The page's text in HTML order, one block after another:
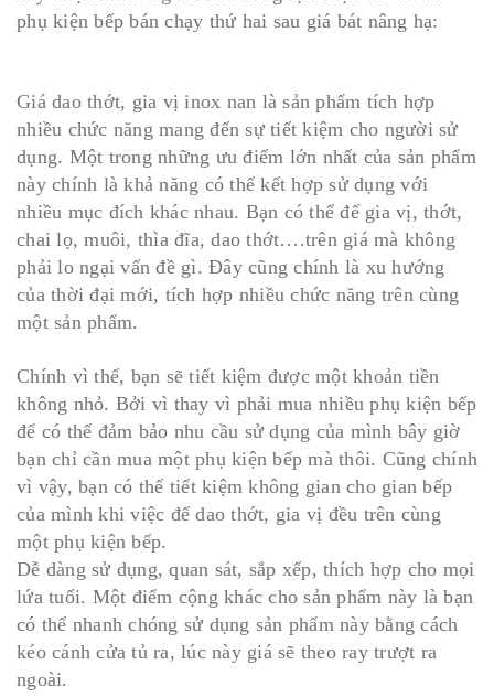
phụ kiện bếp bán chạy thứ hai sau giá bát nâng hạ:
Giá dao thớt, gia vị inox nan là sản phẩm tích hợp
nhiều chức năng mang đến sự tiết kiệm cho người sử
dụng. Một trong những ưu điểm lớn nhất của sản phẩm
này chính là khả năng có thể kết hợp sử dụng với
nhiều mục đích khác nhau. Bạn có thể để gia vị, thớt,
chai lọ, muôi, thìa đĩa, dao thớt….trên giá mà không
phải lo ngại vấn đề gì. Đây cũng chính là xu hướng
của thời đại mới, tích hợp nhiều chức năng trên cùng
một sản phẩm.
Chính vì thế, bạn sẽ tiết kiệm được một khoản tiền
không nhỏ. Bởi vì thay vì phải mua nhiều phụ kiện bếp
để có thể đảm bảo nhu cầu sử dụng của mình bây giờ
bạn chỉ cần mua một phụ kiện bếp mà thôi. Cũng chính
vì vậy, bạn có thể tiết kiệm không gian cho gian bếp
của mình khi việc để dao thớt, gia vị đều trên cùng
một phụ kiện bếp.
Dễ dàng sử dụng, quan sát, sắp xếp, thích hợp cho mọi
lứa tuổi. Một điểm cộng khác cho sản phẩm này là bạn
có thể nhanh chóng sử dụng sản phẩm này bằng cách
kéo cánh cửa tủ ra, lúc này giá sẽ theo ray trượt ra
ngoài.